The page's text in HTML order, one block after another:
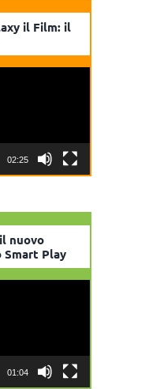
il Film: il
02:25
nuovo
Smart Play
01:04